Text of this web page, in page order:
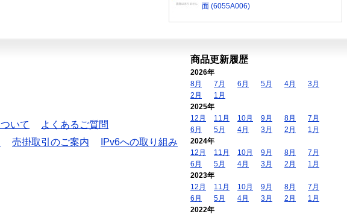
面 (6055A006)
いて
よくあるご質問
売掛取引のご案内
IPv6への取り組み
商品更新履歴
2026年
8月
7月 6月 5月 4月
3月
2月
1月
2025年
12月
11月 10月 9月 8月
7月
6月
5月 4月 3月 2月
1月
2024年
12月
11月 10月 9月 8月
7月
6月
5月 4月 3月 2月
1月
2023年
12月
11月 10月 9月 8月
7月
6月
5月 4月 3月 2月
1月
2022年